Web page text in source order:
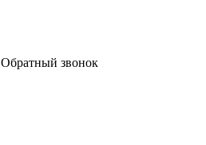
Обратный звонок